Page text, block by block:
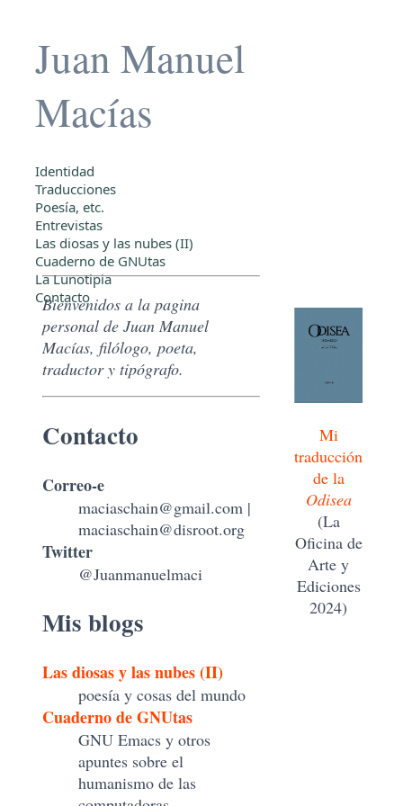
Juan Manuel
Macías
Identidad
Traducciones
Poesía, etc.
Entrevistas
Las diosas y las nubes (II)
Cuaderno de GNUtas
La Lunotipia
Contacto
Bienvenidos a la pagina
personal de Juan Manuel
Macías, filólogo, poeta,
traductor y tipógrafo.
Contacto
Correo-e
maciaschain@gmail.com|
maciaschain@disroot.org
Twitter
@Juanmanuelmaci
Mis blogs
Las diosas y las nubes (II)
poesía y cosas del mundo
Cuaderno de GNUtas
GNU Emacs y otros
apuntes sobre el
humanismo de las
Mi
traducción
de la
Odisea
(La
Oficina de
Arte y
Ediciones
2024)